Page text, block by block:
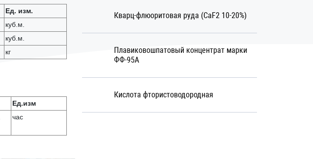
Ед. изм.
куб.м.
куб.м.
кг
Ед.изм
час
Кварц-флюоритовая руда (СаF2 10-20%)
Плавиковошпатовый концентрат марки
ФФ-95А
Кислота фтористоводородная